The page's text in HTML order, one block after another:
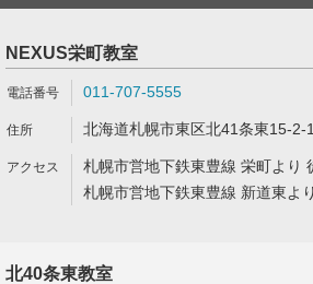
NEXUS栄町教室
011-707-5555
北海道札幌市東区北41条東15-2-
札幌市営地下鉄東豊線 栄町より
札幌市営地下鉄東豊線 新道東よ
北40条東教室